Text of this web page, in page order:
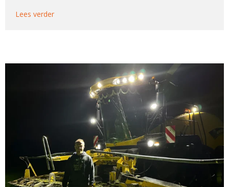
Lees verder